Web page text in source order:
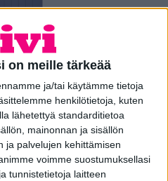
on meille tärkeää
ja/tai käytämme tietoja
henkilötietoja, kuten
lähetettyä standarditietoa
mainonnan ja sisällön
ja palvelujen kehittämisen
voimme suostumuksellasi
tunnistetietoja laitteen
D4
Klassikko D4 edustaa
tyyliä. Ovilehden pinnassa on
kuviouritus.